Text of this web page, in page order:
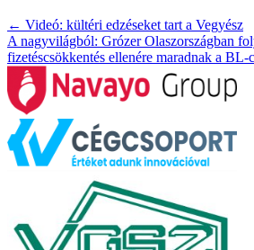
← Videó: kültéri edzéseket tart a Vegyész
A nagyvilágból: Grózer Olaszországban
fizetéscsökkentés ellenére maradnak a BL-